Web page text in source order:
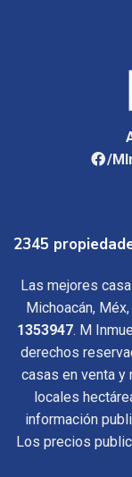
/
2345
Las mejores
Michoacán,
1353947. M
derechos
casas en venta y
locales
información
Los precios